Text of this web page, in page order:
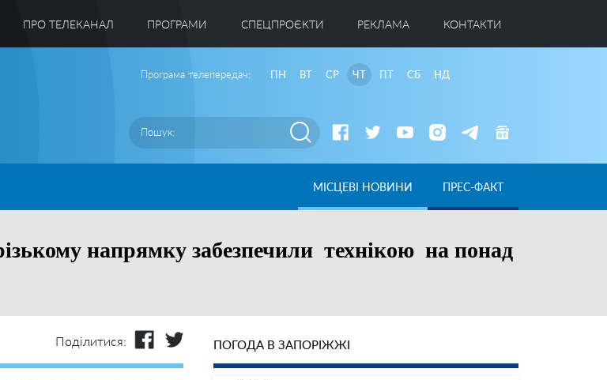
ПРО ТЕЛЕКАНАЛ ПРОГРАМИ CПЕЦПРОЄКТИ РЕКЛАМА КОНТАКТИ
Програма телепередач: ПН ВТ СР ЧТ ПТ СБ НД
МІСЦЕВІ НОВИНИ ПРЕС-ФАКТ
напрямку забезпечили технікою на понад
Поділитися: ПОГОДА В ЗАПОРІЖЖІ